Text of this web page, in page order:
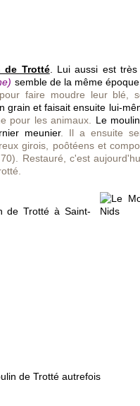
de Trotté. Lui aussi est très
semble de la même
faire moudre leur blé,
grain et faisait ensuite lui-
pour les animaux. Le
meunier. Il a ensuite
girois, poôtéens et
Restauré, c'est